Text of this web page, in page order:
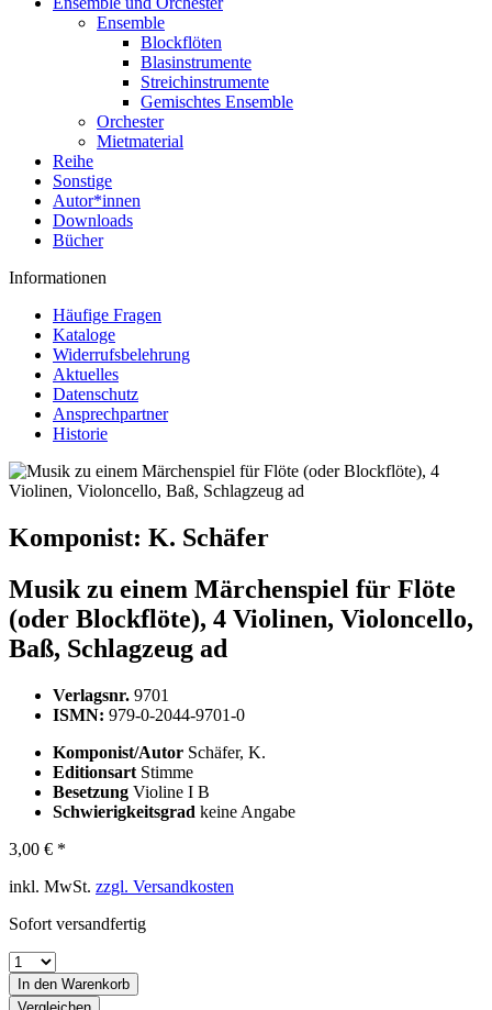
Ensemble
Blockflöten
Blasinstrumente
Streichinstrumente
Gemischtes Ensemble
Orchester
Mietmaterial
Reihe
Sonstige
Autor*innen
Downloads
Bücher
Informationen
Häufige Fragen
Kataloge
Widerrufsbelehrung
Aktuelles
Datenschutz
Ansprechpartner
Historie
Komponist: K. Schäfer
Musik zu einem Märchenspiel für Flöte
(oder Blockflöte), 4 Violinen, Violoncello,
Baß, Schlagzeug ad
Verlagsnr. 9701
ISMN: 979-0-2044-9701-0
Komponist/Autor Schäfer, K.
Editionsart Stimme
Besetzung Violine I B
Schwierigkeitsgrad keine Angabe
3,00 € *
inkl. MwSt. zzgl. Versandkosten
Sofort versandfertig
In den Warenkorb